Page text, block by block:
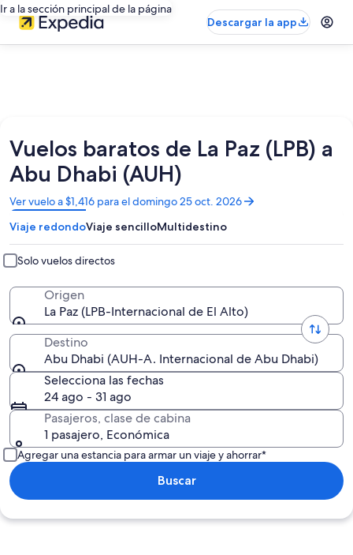
Ir a la sección principal de la página
Descargar la app
Vuelos baratos de La Paz (LPB) a
Abu Dhabi (AUH)
Ver vuelo a $1,416 para el domingo 25 oct. 2026
Se
abrirá
en
una
nueva
ventana
Viaje redondoViaje sencilloMultidestino
Solo vuelos directos
Origen
La Paz (LPB-Internacional de El Alto)
Destino
Abu Dhabi (AUH-A. Internacional de Abu Dhabi)
Selecciona las fechas
24 ago - 31 ago
Pasajeros, clase de cabina
1 pasajero, Económica
Agregar una estancia para armar un viaje y ahorrar*
Buscar